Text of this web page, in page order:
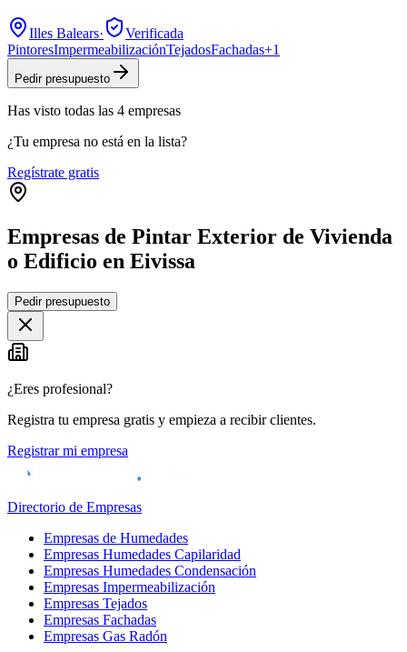
Illes Balears·
Verificada
PintoresImpermeabilizaciónTejadosFachadas+1
Pedir presupuesto
Has visto todas las 4 empresas
¿Tu empresa no está en la lista?
Regístrate gratis
Empresas de Pintar Exterior de Vivienda
o Edificio en Eivissa
+
−
Pedir presupuesto
¿Eres profesional?
Registra tu empresa gratis y empieza a recibir clientes.
Registrar mi empresa
Directorio de Empresas
Empresas de Humedades
Empresas Humedades Capilaridad
Empresas Humedades Condensación
Empresas Impermeabilización
Empresas Tejados
Empresas Fachadas
Empresas Gas Radón